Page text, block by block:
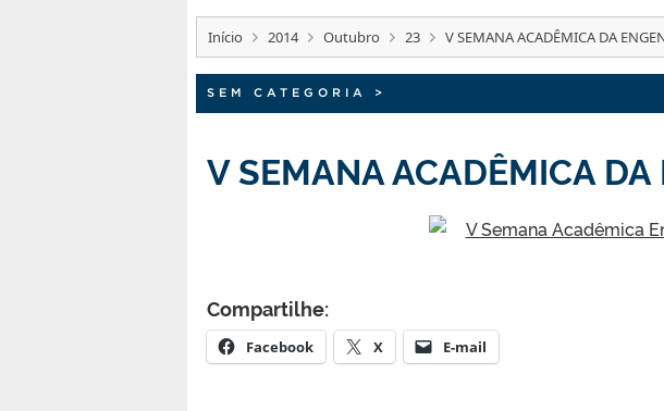
Início 2014 Outubro 23 V SEMANA ACADÊMICA DA
SEM CATEGORIA >
V SEMANA ACADÊMICA
Compartilhe:
Facebook X E-mail